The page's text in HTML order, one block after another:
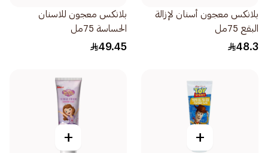
بلانكس معجون أسنان لإزالة
البقع 75مل
48.3
بلانكس معجون للاسنان
الحساسة 75مل
49.45
+
+